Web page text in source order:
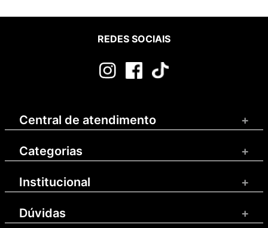
REDES SOCIAIS
Central de atendimento +
Categorias +
Institucional +
Dúvidas +